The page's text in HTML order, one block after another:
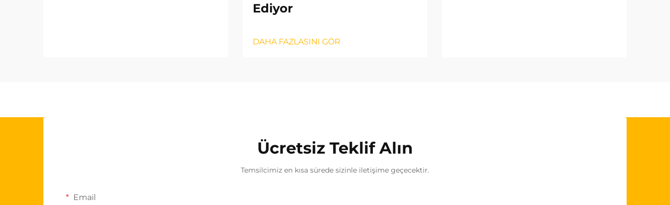
Ediyor
DAHA FAZLASINI GÖR
Ücretsiz Teklif Alın
Temsilcimiz en kısa sürede sizinle iletişime geçecektir.
Email